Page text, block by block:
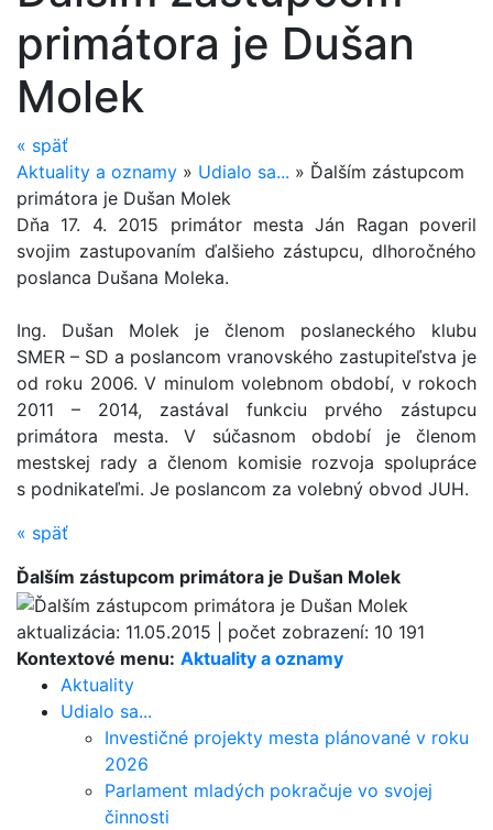
Kontextové menu: Aktuality a oznamy
Aktuality
Udialo sa...
Investičné projekty mesta plánované v roku
2026
Parlament mladých pokračuje vo svojej
činnosti
primátora je Dušan
Molek
« späť
Aktuality a oznamy » Udialo sa... » Ďalším zástupcom
primátora je Dušan Molek
Dňa 17. 4. 2015 primátor mesta Ján Ragan poveril
svojim zastupovaním ďalšieho zástupcu, dlhoročného
poslanca Dušana Moleka.
Ing. Dušan Molek je členom poslaneckého klubu
SMER – SD a poslancom vranovského zastupiteľstva je
od roku 2006. V minulom volebnom období, v rokoch
2011 – 2014, zastával funkciu prvého zástupcu
primátora mesta. V súčasnom období je členom
mestskej rady a členom komisie rozvoja spolupráce
s podnikateľmi. Je poslancom za volebný obvod JUH.
« späť
Ďalším zástupcom primátora je Dušan Molek
aktualizácia: 11.05.2015 počet zobrazení: 10 191